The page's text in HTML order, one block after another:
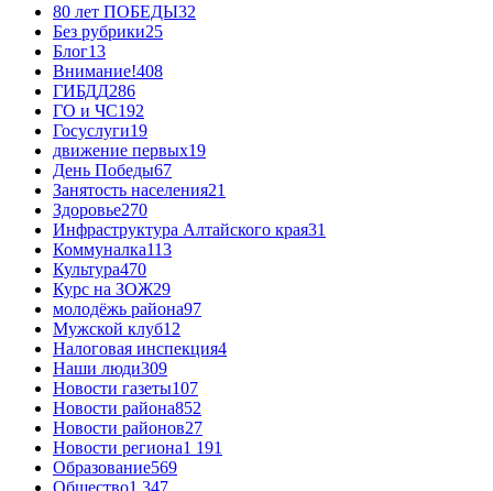
80 лет ПОБЕДЫ32
Без рубрики25
Блог13
Внимание!408
ГИБДД286
ГО и ЧС192
Госуслуги19
движение первых19
День Победы67
Занятость населения21
Здоровье270
Инфраструктура Алтайского края31
Коммуналка113
Культура470
Курс на ЗОЖ29
молодёжь района97
Мужской клуб12
Налоговая инспекция4
Наши люди309
Новости газеты107
Новости района852
Новости районов27
Новости региона1 191
Образование569
Общество1 347